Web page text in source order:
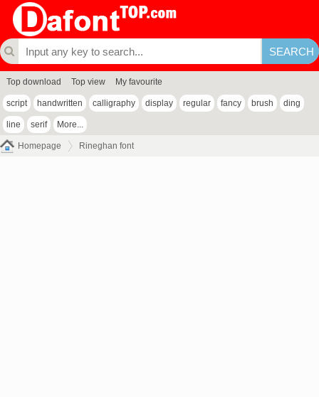
Top download Top view My favourite
script handwritten calligraphy display regular fancy brush ding
line serif More...
Homepage Rineghan font